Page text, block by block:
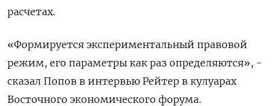
расчетах.
«Формируется экспериментальный правовой
режим, его параметры как раз определяются», -
сказал Попов в интервью Рейтер в кулуарах
Восточного экономического форума.